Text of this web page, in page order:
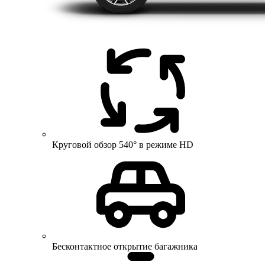
Круговой обзор 540° в режиме HD
Бесконтактное открытие багажника